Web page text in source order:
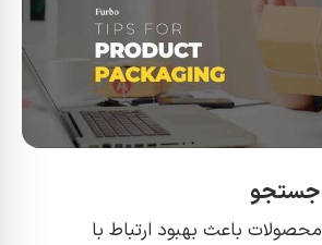
جستجو
باعث بهبود ارتباط با